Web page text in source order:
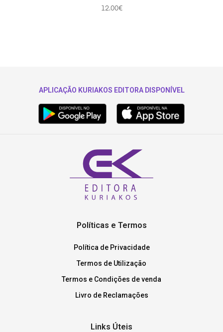
12.00€
APLICAÇÃO KURIAKOS EDITORA DISPONÍVEL
Políticas e Termos
Política de Privacidade
Termos de Utilização
Termos e Condições de venda
Livro de Reclamações
Links Úteis